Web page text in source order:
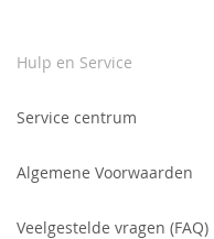
Hulp en Service
Service centrum
Algemene Voorwaarden
Veelgestelde vragen (FAQ)